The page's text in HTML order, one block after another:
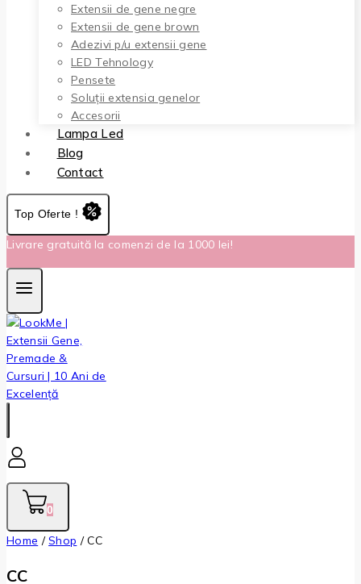
Extensii de gene negre
Extensii de gene brown
Adezivi p/u extensii gene
LED Tehnology
Pensete
Soluții extensia genelor
Accesorii
Lampa Led
Blog
Contact
Top Oferte !
Livrare gratuită la comenzi de la 1000 lei!
0
Home / Shop / CC
CC